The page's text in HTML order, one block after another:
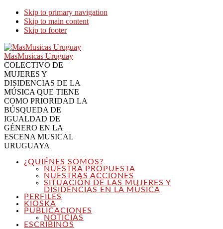
Skip to primary navigation
Skip to main content
Skip to footer
MasMusicas Uruguay
COLECTIVO DE
MUJERES Y
DISIDENCIAS DE LA
MÚSICA QUE TIENE
COMO PRIORIDAD LA
BÚSQUEDA DE
IGUALDAD DE
GÉNERO EN LA
ESCENA MUSICAL
URUGUAYA
¿QUIÉNES SOMOS?
NUESTRA PROPUESTA
NUESTRAS ACCIONES
SITUACIÓN DE LAS MUJERES Y
DISIDENCIAS EN LA MÚSICA
PERFILES
KIOSKA
PUBLICACIONES
NOTICIAS
ESCRIBINOS